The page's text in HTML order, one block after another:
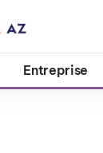
Entreprise